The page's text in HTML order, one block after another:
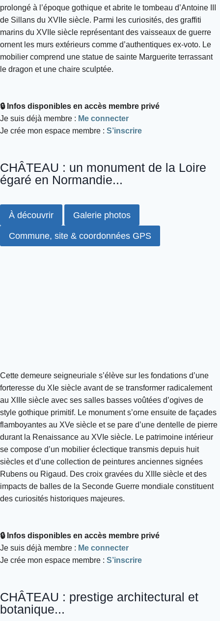
prolongé à l’époque gothique et abrite le tombeau d’Antoine III
de Sillans du XVIIe siècle. Parmi les curiosités, des graffiti
marins du XVIIe siècle représentant des vaisseaux de guerre
ornent les murs extérieurs comme d’authentiques ex-voto. Le
mobilier comprend une statue de sainte Marguerite terrassant
le dragon et une chaire sculptée.
🔒 Infos disponibles en accès membre privé
Je suis déjà membre : Me connecter
Je crée mon espace membre : S’inscrire
CHÂTEAU : un monument de la Loire
égaré en Normandie...
À découvrir Galerie photos
Commune, site & coordonnées GPS
Cette demeure seigneuriale s’élève sur les fondations d’une
forteresse du XIe siècle avant de se transformer radicalement
au XIIIe siècle avec ses salles basses voûtées d’ogives de
style gothique primitif. Le monument s’orne ensuite de façades
flamboyantes au XVe siècle et se pare d’une dentelle de pierre
durant la Renaissance au XVIe siècle. Le patrimoine intérieur
se compose d’un mobilier éclectique transmis depuis huit
siècles et d’une collection de peintures anciennes signées
Rubens ou Rigaud. Des croix gravées du XIIIe siècle et des
impacts de balles de la Seconde Guerre mondiale constituent
des curiosités historiques majeures.
🔒 Infos disponibles en accès membre privé
Je suis déjà membre : Me connecter
Je crée mon espace membre : S’inscrire
CHÂTEAU : prestige architectural et
botanique...